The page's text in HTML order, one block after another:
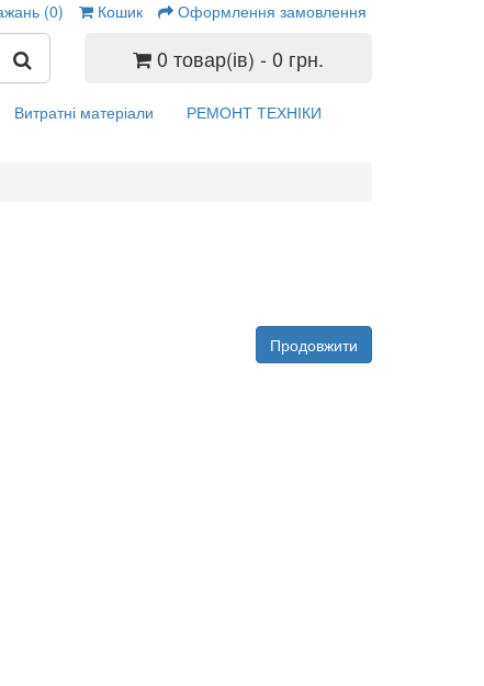
(0) Кошик Оформлення замовлення
0 товар(ів) - 0 грн.
Витратні матеріали РЕМОНТ ТЕХНІКИ
Продовжити